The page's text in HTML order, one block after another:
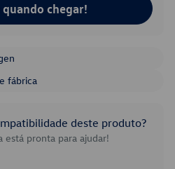
chegar!
fábrica
deste produto?
está pronta para ajudar!